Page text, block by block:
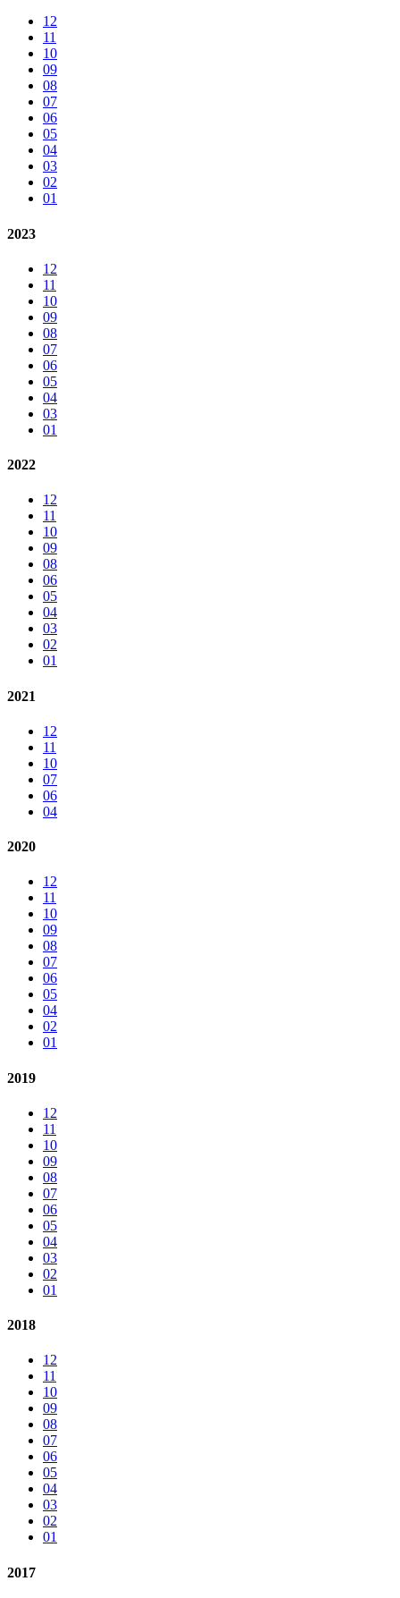
12
11
10
09
08
07
06
05
04
03
02
01
2023
12
11
10
09
08
07
06
05
04
03
01
2022
12
11
10
09
08
06
05
04
03
02
01
2021
12
11
10
07
06
04
2020
12
11
10
09
08
07
06
05
04
02
01
2019
12
11
10
09
08
07
06
05
04
03
02
01
2018
12
11
10
09
08
07
06
05
04
03
02
01
2017